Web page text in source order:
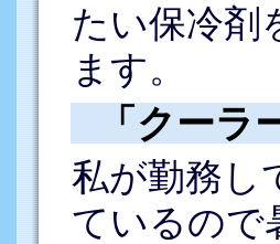
たい保冷剤
ます。
「クー
私が勤務し
ているので